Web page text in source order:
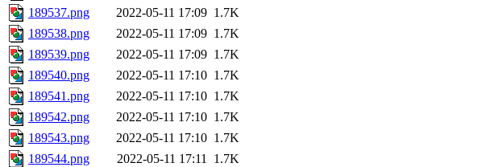
189537.png
2022-05-11 17:09 1.7K
189538.png
2022-05-11 17:09 1.7K
189539.png
2022-05-11 17:09 1.7K
189540.png
2022-05-11 17:10 1.7K
189541.png
2022-05-11 17:10 1.7K
189542.png
2022-05-11 17:10 1.7K
189543.png
2022-05-11 17:10 1.7K
189544.png
2022-05-11 17:11 1.7K